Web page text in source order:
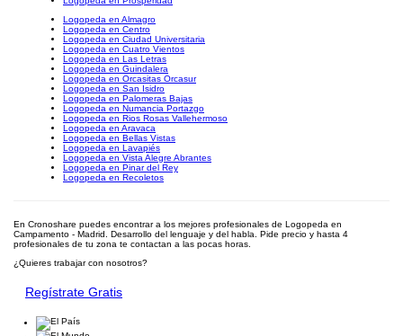
Logopeda en Almagro
Logopeda en Centro
Logopeda en Ciudad Universitaria
Logopeda en Cuatro Vientos
Logopeda en Las Letras
Logopeda en Guindalera
Logopeda en Orcasitas Orcasur
Logopeda en San Isidro
Logopeda en Palomeras Bajas
Logopeda en Numancia Portazgo
Logopeda en Rios Rosas Vallehermoso
Logopeda en Aravaca
Logopeda en Bellas Vistas
Logopeda en Lavapiés
Logopeda en Vista Alegre Abrantes
Logopeda en Pinar del Rey
Logopeda en Recoletos
En Cronoshare puedes encontrar a los mejores profesionales de Logopeda en
Campamento - Madrid. Desarrollo del lenguaje y del habla. Pide precio y hasta 4
profesionales de tu zona te contactan a las pocas horas.
¿Quieres trabajar con nosotros?
Regístrate Gratis